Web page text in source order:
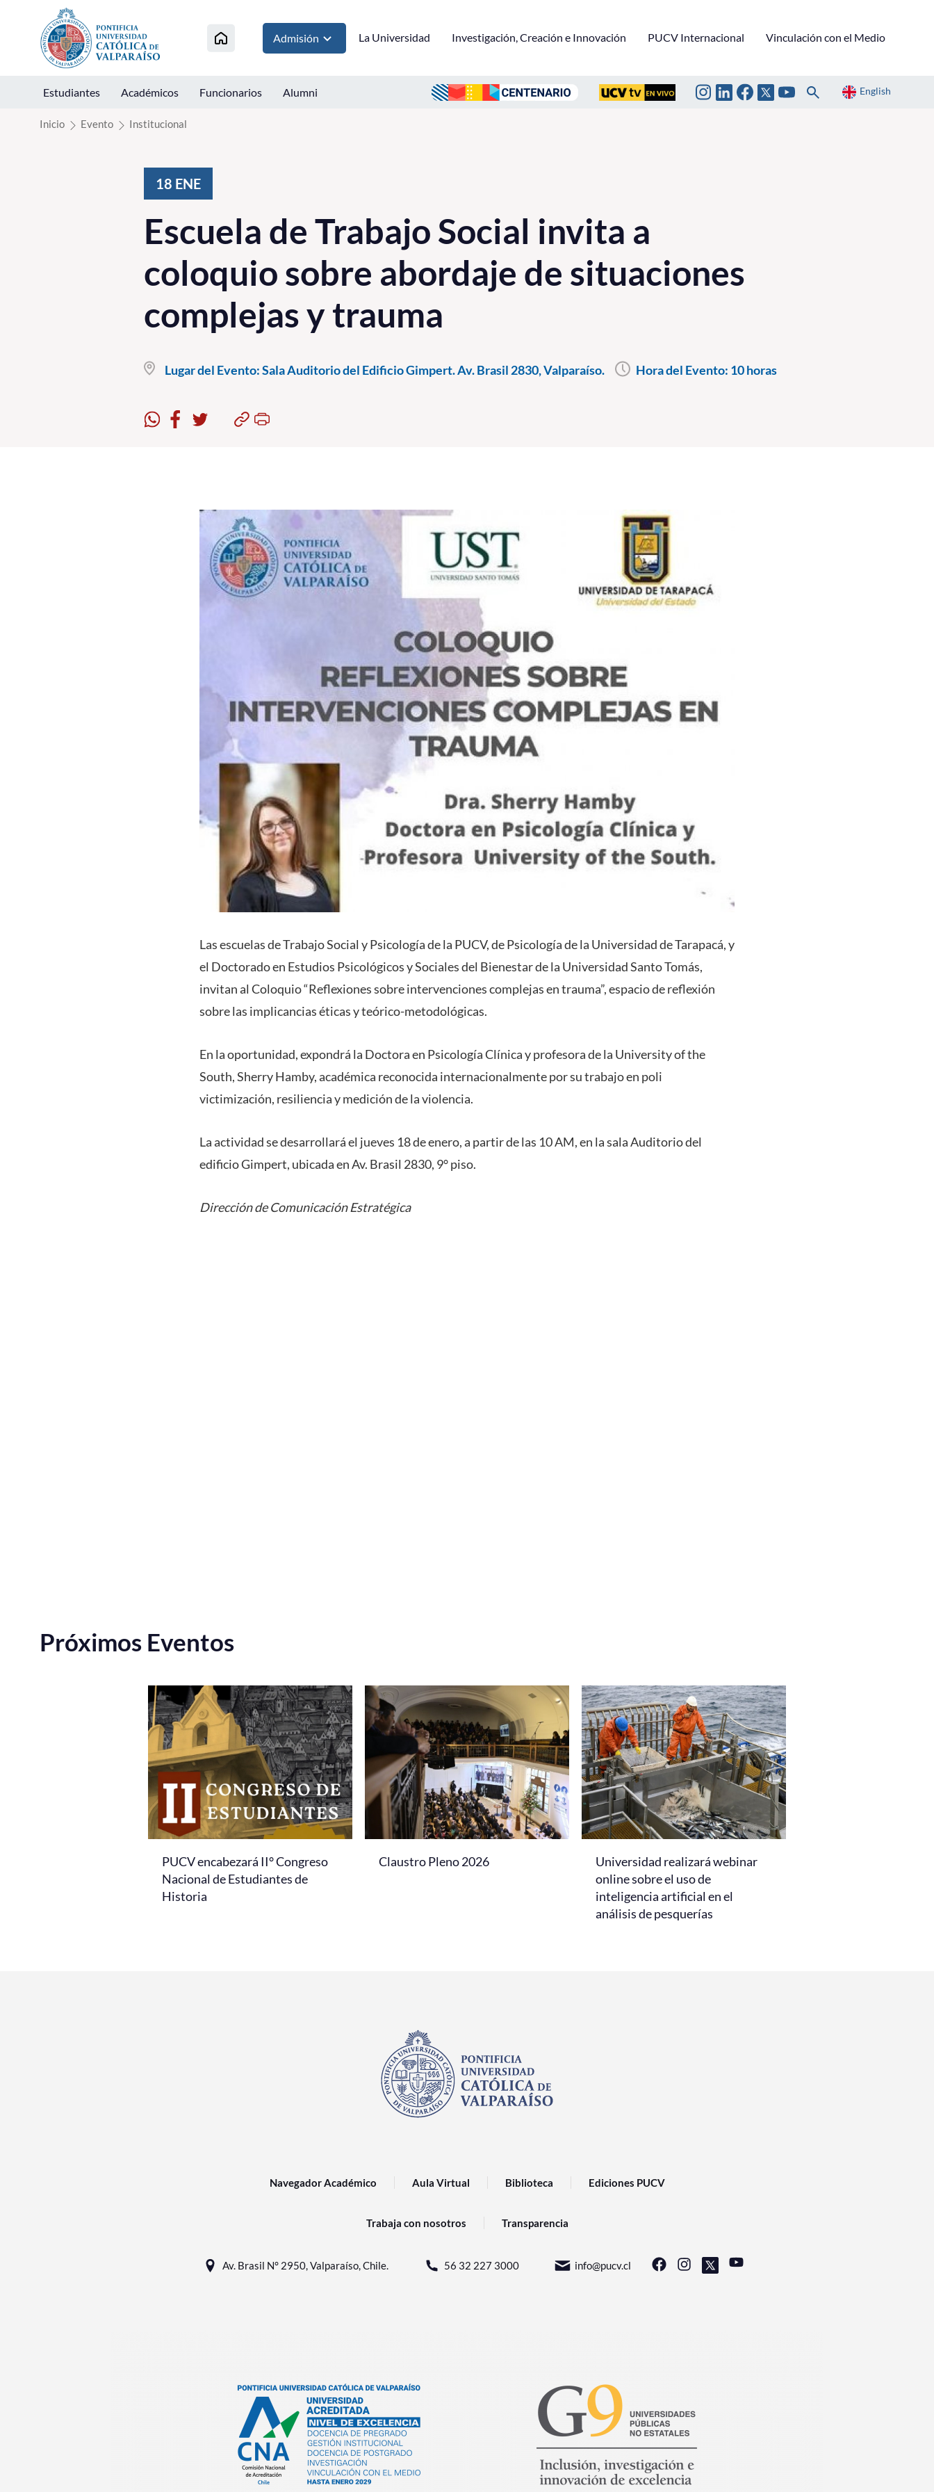
Click acá para ir directamente al contenido
Admisión La Universidad Investigación, Creación e Innovación PUCV Internacional Vinculación con el Medio
Estudiantes Académicos Funcionarios Alumni English
Inicio Evento Institucional
18 ENE
Escuela de Trabajo Social invita a
coloquio sobre abordaje de situaciones
complejas y trauma
Lugar del Evento:Sala Auditorio del Edificio Gimpert. Av. Brasil 2830, Valparaíso. Hora del Evento: 10 horas
Las escuelas de Trabajo Social y Psicología de la PUCV, de Psicología de la Universidad de Tarapacá, y
el Doctorado en Estudios Psicológicos y Sociales del Bienestar de la Universidad Santo Tomás,
invitan al Coloquio “Reflexiones sobre intervenciones complejas en trauma”, espacio de reflexión
sobre las implicancias éticas y teórico-metodológicas.
En la oportunidad, expondrá la Doctora en Psicología Clínica y profesora de la University of the
South, Sherry Hamby, académica reconocida internacionalmente por su trabajo en poli
victimización, resiliencia y medición de la violencia.
La actividad se desarrollará el jueves 18 de enero, a partir de las 10 AM, en la sala Auditorio del
edificio Gimpert, ubicada en Av. Brasil 2830, 9° piso.
Dirección de Comunicación Estratégica
Próximos Eventos
PUCV encabezará II° Congreso
Nacional de Estudiantes de
Historia
Claustro Pleno 2026
Universidad realizará webinar
online sobre el uso de
inteligencia artificial en el
análisis de pesquerías
Navegador Académico Aula Virtual Biblioteca Ediciones PUCV
Trabaja con nosotros Transparencia
Av. Brasil N° 2950, Valparaíso, Chile. 56 32 227 3000 info@pucv.cl